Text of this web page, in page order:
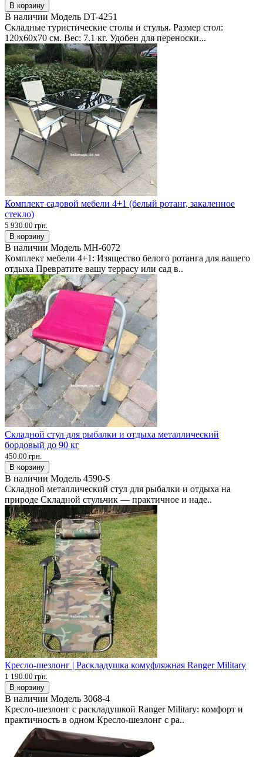
В корзину
В наличии Модель DT-4251
Складные туристические столы и стулья. Размер стол:
120х60х70 см. Вес: 7.1 кг. Удобен для переноски...
Комплект садовой мебели 4+1 (белый ротанг, закаленное
стекло)
5 930.00 грн.
В корзину
В наличии Модель MH-6072
Комплект мебели 4+1: Изящество белого ротанга для вашего
отдыха Превратите вашу террасу или сад в..
Складной стул для рыбалки и отдыха металлический
бордовый до 90 кг
450.00 грн.
В корзину
В наличии Модель 4590-S
Складной металлический стул для рыбалки и отдыха на
природе Складной стульчик — практичное и наде..
Кресло-шезлонг | Раскладушка комуфляжная Ranger Military
1 190.00 грн.
В корзину
В наличии Модель 3068-4
Кресло-шезлонг с раскладушкой Ranger Military: комфорт и
практичность в одном Кресло-шезлонг с ра..